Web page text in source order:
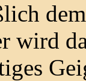
wird